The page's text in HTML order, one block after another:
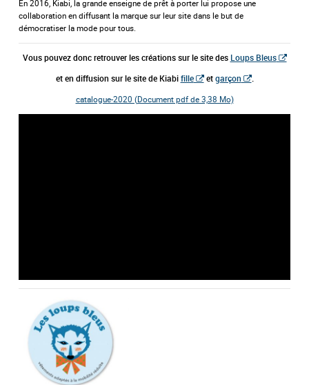
En 2016, Kiabi, la grande enseigne de prêt à porter lui propose une
collaboration en diffusant la marque sur leur site dans le but de
démocratiser la mode pour tous.
Vous pouvez donc retrouver les créations sur le site des Loups Bleus
et en diffusion sur le site de Kiabi fille et garçon .
catalogue-2020 (Document pdf de 3,38 Mo)